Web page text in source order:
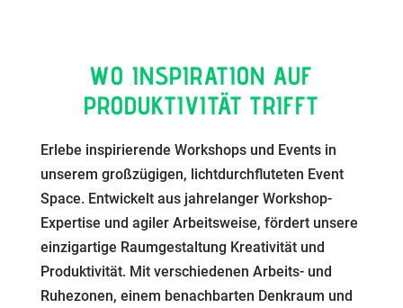
WO INSPIRATION AUF
PRODUKTIVITÄT TRIFFT
Erlebe inspirierende Workshops und Events in
unserem großzügigen, lichtdurchfluteten Event
Space. Entwickelt aus jahrelanger Workshop-
Expertise und agiler Arbeitsweise, fördert unsere
einzigartige Raumgestaltung Kreativität und
Produktivität. Mit verschiedenen Arbeits- und
Ruhezonen, einem benachbarten Denkraum und